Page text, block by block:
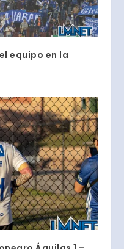
equipo en la